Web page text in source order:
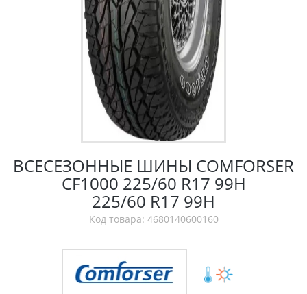
ВСЕСЕЗОННЫЕ ШИНЫ COMFORSER
CF1000 225/60 R17 99H
225/60 R17 99H
Код товара: 4680140600160